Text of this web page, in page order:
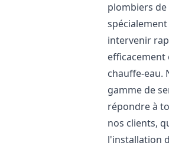
plombiers
intervenir
efficacement
chauffe-eau.
gamme de
répondre à
nos clients,
l'installation